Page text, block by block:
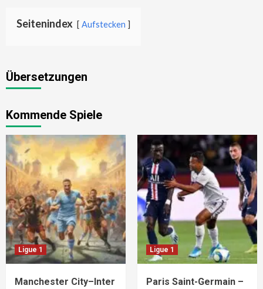
Seitenindex Aufstecken
Übersetzungen
Kommende Spiele
Ligue 1
Manchester City–Inter
Ligue 1
Paris Saint-Germain –